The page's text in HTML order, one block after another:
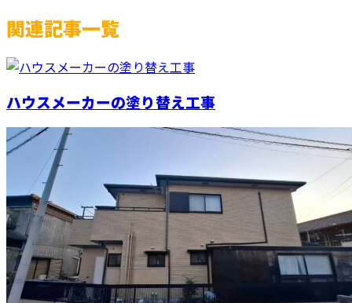
関連記事一覧
ハウスメーカーの塗り替え工事